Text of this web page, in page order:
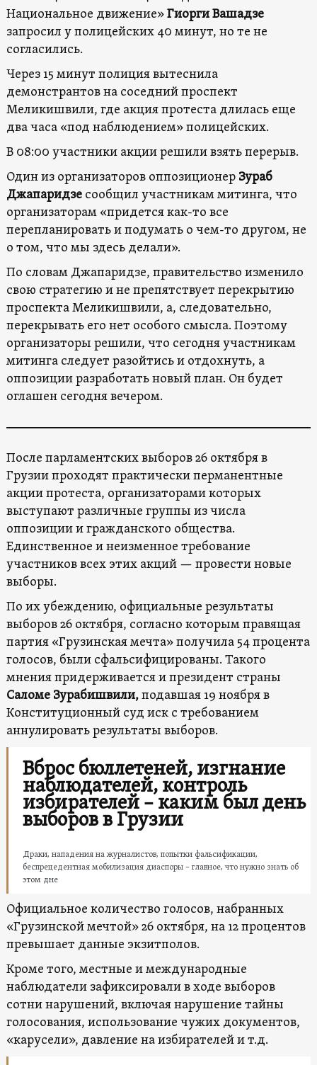
Национальное движение»Гиорги Вашадзе
запросил у полицейских 40 минут, но те не
согласились.
Через 15 минут полиция вытеснила
демонстрантов на соседний проспект
Меликишвили, где акция протеста длилась еще
два часа «под наблюдением» полицейских.
В 08:00 участники акции решили взять перерыв.
Один из организаторов оппозиционер Зураб
Джапаридзесообщил участникам митинга, что
организаторам «придется как-то все
перепланировать и подумать о чем-то другом, не
о том, что мы здесь делали».
По словам Джапаридзе, правительство изменило
свою стратегию и не препятствует перекрытию
проспекта Меликишвили, а, следовательно,
перекрывать его нет особого смысла. Поэтому
организаторы решили, что сегодня участникам
митинга следует разойтись и отдохнуть, а
оппозиции разработать новый план. Он будет
оглашен сегодня вечером.
После парламентских выборов 26 октября в
Грузии проходят практически перманентные
акции протеста, организаторами которых
выступают различные группы из числа
оппозиции и гражданского общества.
Единственное и неизменное требование
участников всех этих акций — провести новые
выборы.
По их убеждению, официальные результаты
выборов 26 октября, согласно которым правящая
партия «Грузинская мечта» получила 54 процента
голосов, были сфальсифицированы. Такого
мнения придерживается и президент страны
Саломе Зурабишвили,подавшая 19 ноября в
Конституционный суд иск с требованием
аннулировать результаты выборов.
Вброс бюллетеней, изгнание
наблюдателей, контроль
избирателей – каким был день
выборов в Грузии
Драки, нападения на журналистов, попытки фальсификации,
беспрецедентная мобилизация диаспоры – главное, что нужно знать об
этом дне
Официальное количество голосов, набранных
«Грузинской мечтой» 26 октября, на 12 процентов
превышает данные экзитполов.
Кроме того, местные и международные
наблюдатели зафиксировали в ходе выборов
сотни нарушений, включая нарушение тайны
голосования, использование чужих документов,
«карусели», давление на избирателей и т.д.